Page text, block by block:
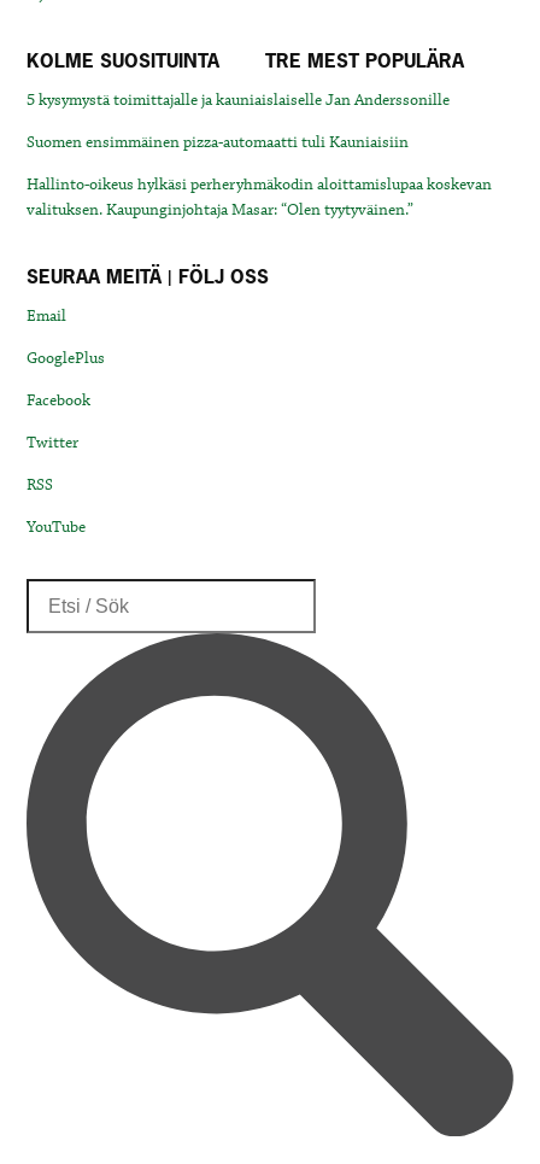
KOLME SUOSITUINTA TRE MEST POPULÄRA
5 kysymystä toimittajalle ja kauniaislaiselle Jan Anderssonille
Suomen ensimmäinen pizza-automaatti tuli Kauniaisiin
Hallinto-oikeus hylkäsi perheryhmäkodin aloittamislupaa koskevan
valituksen. Kaupunginjohtaja Masar: “Olen tyytyväinen.”
SEURAA MEITÄ | FÖLJ OSS
Email
GooglePlus
Facebook
Twitter
RSS
YouTube